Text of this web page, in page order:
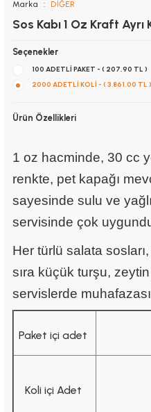
Marka
DİĞER
Sos Kabı 1 Oz Kraft
Seçenekler
100 ADETLİ PAKET - ( 207,90 TL )
2000 ADETLİ KOLİ - ( 3.861,00 TL )
Ürün Özellikleri
1 oz hacminde, 30 cc
renkte, pet kapağı
sayesinde sulu ve
servisinde çok
Her türlü salata
sıra küçük turşu,
servislerde
Paket içi adet
Koli içi Adet